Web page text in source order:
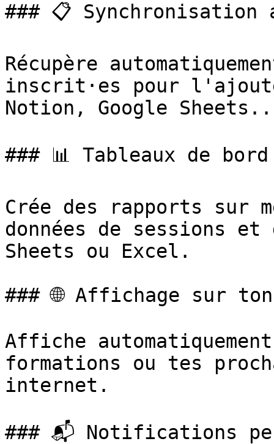
### 📋 Synchronisation
Récupère
inscrit·es pour
Notion, Google
### 📊 Tableaux de
Crée des rapports sur
données de sessions et
Sheets ou Excel.
### 🌐 Affichage sur
Affiche
formations ou tes
internet.
### 📬 Notifications